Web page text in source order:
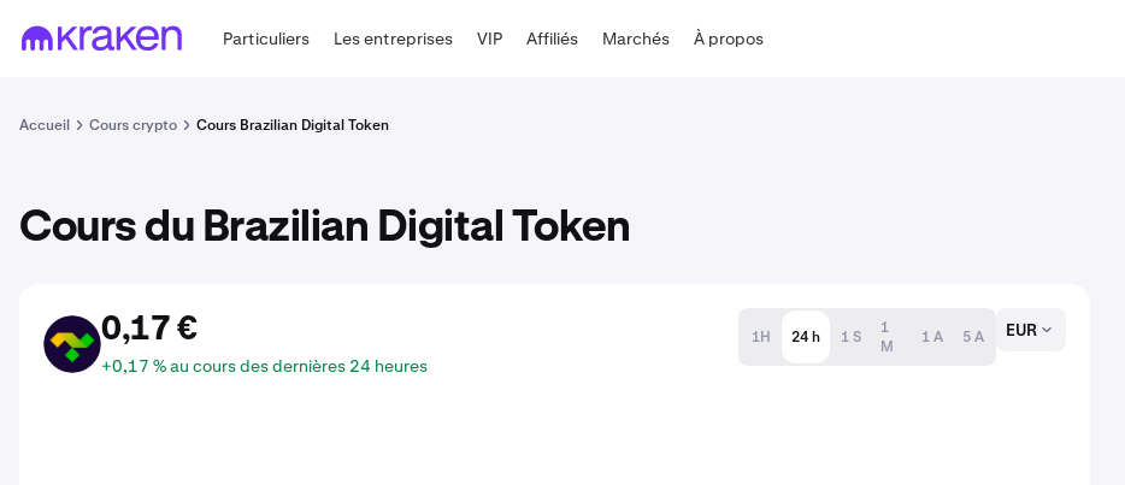
Particuliers Les entreprises VIP Affiliés Marchés À propos
Accueil Cours crypto Cours Brazilian Digital Token
Cours du Brazilian Digital Token
BRZ 0,17 €
+0,17 % au cours des dernières 24 heures
1H 24 h 1 S
1
M
1 A 5 A EUR